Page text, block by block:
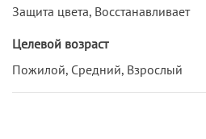
Защита цвета, Восстанавливает
Целевой возраст
Пожилой, Средний, Взрослый